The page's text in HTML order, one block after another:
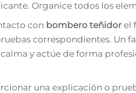
Organice todos los
con bombero teñidor el
correspondientes. Un
y actúe de forma
una explicación o